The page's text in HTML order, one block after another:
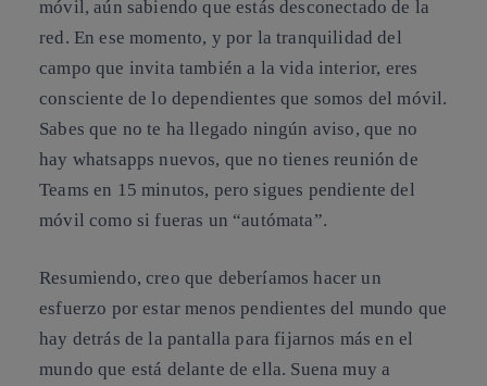
móvil, aún sabiendo que estás desconectado de la
red. En ese momento, y por la tranquilidad del
campo que invita también a la vida interior, eres
consciente de lo dependientes que somos del móvil.
Sabes que no te ha llegado ningún aviso, que no
hay whatsapps nuevos, que no tienes reunión de
Teams en 15 minutos, pero sigues pendiente del
móvil como si fueras un “autómata”.
Resumiendo, creo que deberíamos hacer un
esfuerzo por estar menos pendientes del mundo que
hay detrás de la pantalla para fijarnos más en el
mundo que está delante de ella. Suena muy a